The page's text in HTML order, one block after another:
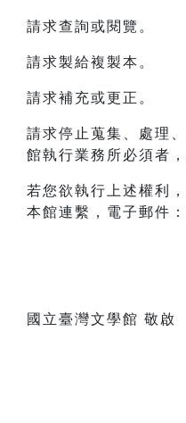
請求查詢或閱覽。
請求製給複製本。
請求補充或更正。
請求停止蒐集、處理
館執行業務所必須者
若您欲執行上述權利
本館連繫，電子郵件
國立臺灣文學館 敬啟